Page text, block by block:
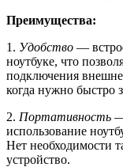
Преимущества:
1. Удобство —
ноутбуке, что
подключения
когда нужно быстро
2. Портативность —
использование
Нет необходимости
устройство.